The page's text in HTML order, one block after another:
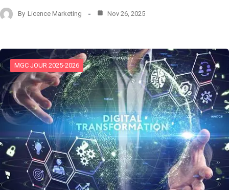
By Licence Marketing Nov 26, 2025
MGC JOUR 2025-2026